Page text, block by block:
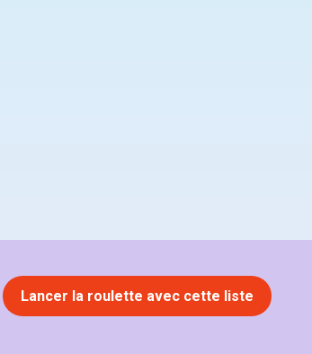
Lancer la roulette avec cette liste